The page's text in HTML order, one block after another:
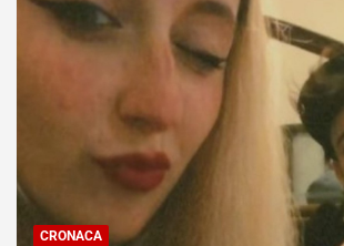
CRONACA